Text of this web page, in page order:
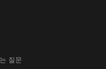
질문